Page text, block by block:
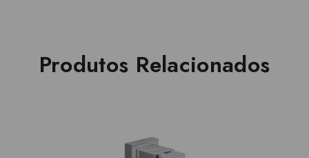
Produtos Relacionados